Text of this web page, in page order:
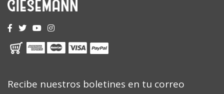
Recibe nuestros boletines en tu correo